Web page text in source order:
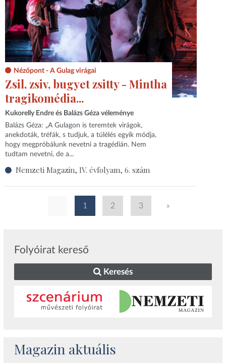
Nézőpont - A Gulag virágai
Zsil, zsiv, bugyet zsitty - Mintha
tragikomédia...
Kukorelly Endre és Balázs Géza véleménye
Balázs Géza: „A Gulagon is teremtek virágok,
anekdoták, tréfák, s tudjuk, a túlélés egyik módja,
hogy megpróbálunk nevetni a tragédián. Nem
tudtam nevetni, de a...
Nemzeti Magazin, IV. évfolyam, 6. szám
1 2 3 »
Folyóirat kereső
Keresés
Magazin aktuális